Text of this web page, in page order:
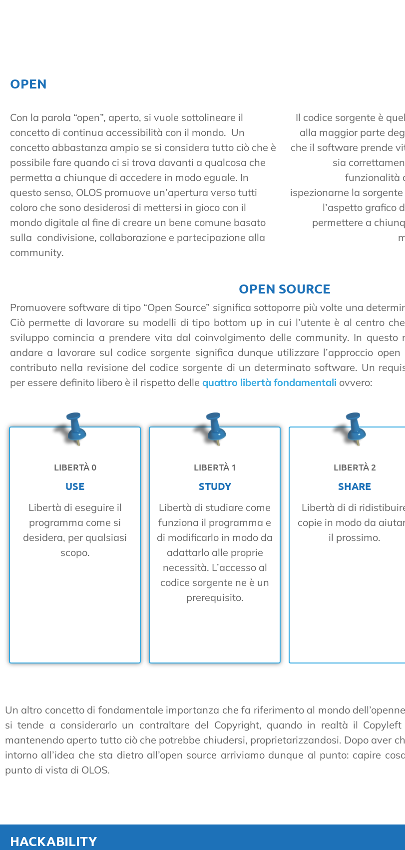
OPEN
Con la parola “open”, aperto, si vuole sottolineare il
concetto di continua accessibilità con il mondo. Un
concetto abbastanza ampio se si considera tutto ciò che è
possibile fare quando ci si trova davanti a qualcosa che
permetta a chiunque di accedere in modo eguale. In
questo senso, OLOS promuove un’apertura verso tutti
coloro che sono desiderosi di mettersi in gioco con il
mondo digitale al fine di creare un bene comune basato
sulla condivisione, collaborazione e partecipazione alla
community.
Il codice sorgente è
alla maggior parte
che il software prende
sia
funzionalità
ispezionarne la
l’aspetto grafico
permettere a
OPEN SOURCE
Promuovere software di tipo “Open Source” significa sottoporre più volte una
Ciò permette di lavorare su modelli di tipo bottom up in cui l’utente è al centro
sviluppo comincia a prendere vita dal coinvolgimento delle community. In
andare a lavorare sul codice sorgente significa dunque utilizzare l’approccio
contributo nella revisione del codice sorgente di un determinato software. Un
per essere definito libero è il rispetto delle quattro libertà fondamentali ovvero:
LIBERTÀ 0
USE
Libertà di eseguire il
programma come si
desidera, per qualsiasi
scopo.
LIBERTÀ 1
STUDY
Libertà di studiare come
funziona il programma e
di modificarlo in modo da
adattarlo alle proprie
necessità. L’accesso al
codice sorgente ne è un
prerequisito.
LIBERTÀ 2
SHARE
Libertà di di
copie in modo da
il prossimo.
Un altro concetto di fondamentale importanza che fa riferimento al mondo
si tende a considerarlo un contraltare del Copyright, quando in realtà il
mantenendo aperto tutto ciò che potrebbe chiudersi, proprietarizzandosi. Dopo aver
intorno all’idea che sta dietro all’open source arriviamo dunque al punto: capire
punto di vista di OLOS.
HACKABILITY